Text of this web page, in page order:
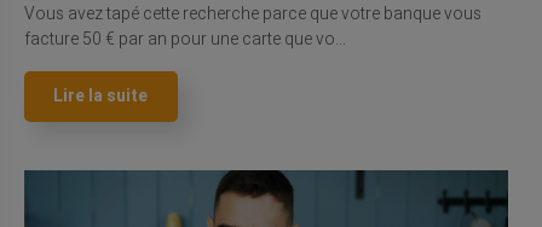
Vous avez tapé cette recherche parce que votre banque vous
facture 50 € par an pour une carte que vo...
Lire la suite